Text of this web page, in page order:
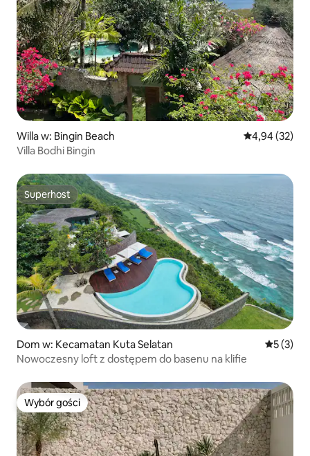
Willa w: Bingin Beach Średnia
4,94 (32)
Villa Bodhi Bingin
Superhost
Superhost
Dom w: Kecamatan Kuta Selatan Średnia
5 (3)
Nowoczesny loft z dostępem do basenu na klifie
Wybór gości
Wybór gości